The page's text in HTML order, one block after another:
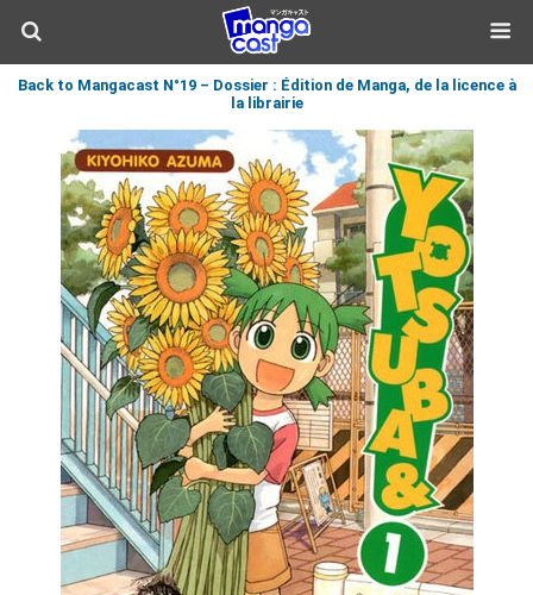
Back to Mangacast N°19 – Dossier : Édition de Manga, de la licence à
la librairie